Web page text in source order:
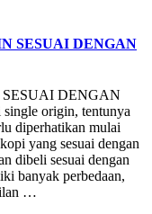
SESUAI DENGAN
DENGAN
origin, tentunya
diperhatikan mulai
yang sesuai dengan
dibeli sesuai dengan
banyak perbedaan,
…